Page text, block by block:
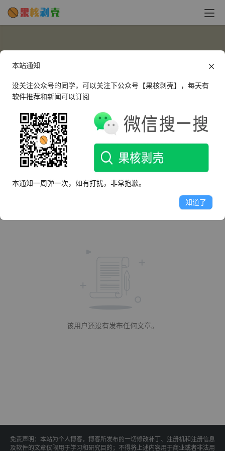
蛋卷酱
B站：蛋卷酱嗷
该用户还没有发布任何文章。
免责声明：本站为个人博客，博客所发布的一切修改补丁、注册机和注册信息
及软件的文章仅限用于学习和研究目的；不得将上述内容用于商业或者非法用
本站通知
没关注公众号的同学，可以关注下公众号【果核剥壳】，每天有
软件推荐和新闻可以订阅
本通知一周弹一次，如有打扰，非常抱歉。
知道了